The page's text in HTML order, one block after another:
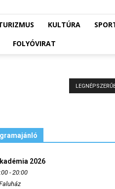
KULTÚRA
FOLYÓVIRAT
2026
- 20:00